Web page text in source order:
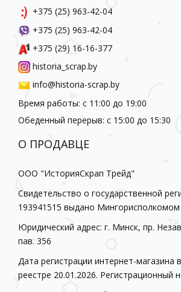
+375 (25) 963-42-04
+375 (25) 963-42-04
+375 (29) 16-16-377
historia_scrap.by
info@historia-scrap.by
Время работы: с 11:00 до 19:00
Обеденный перерыв: с 15:00 до 15:30
О ПРОДАВЦЕ
ООО "ИсторияСкрап Трейд"
Свидетельство о государственной
193941515 выдано Мингорисполкомом
Юридический адрес: г. Минск, пр.
пав. 356
Дата регистрации интернет-магазина
реестре 20.01.2026. Регистрационный